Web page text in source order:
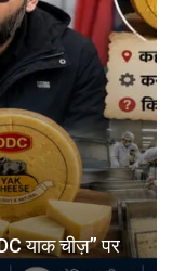
याक चीज़” पर